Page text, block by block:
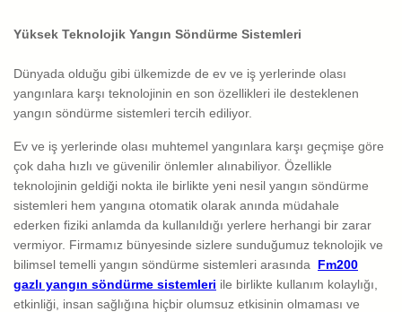
Yüksek Teknolojik Yangın Söndürme Sistemleri
Dünyada olduğu gibi ülkemizde de ev ve iş yerlerinde olası
yangınlara karşı teknolojinin en son özellikleri ile desteklenen
yangın söndürme sistemleri tercih ediliyor.
Ev ve iş yerlerinde olası muhtemel yangınlara karşı geçmişe göre
çok daha hızlı ve güvenilir önlemler alınabiliyor. Özellikle
teknolojinin geldiği nokta ile birlikte yeni nesil yangın söndürme
sistemleri hem yangına otomatik olarak anında müdahale
ederken fiziki anlamda da kullanıldığı yerlere herhangi bir zarar
vermiyor. Firmamız bünyesinde sizlere sunduğumuz teknolojik ve
bilimsel temelli yangın söndürme sistemleri arasında Fm200
gazlı yangın söndürme sistemleri ile birlikte kullanım kolaylığı,
etkinliği, insan sağlığına hiçbir olumsuz etkisinin olmaması ve